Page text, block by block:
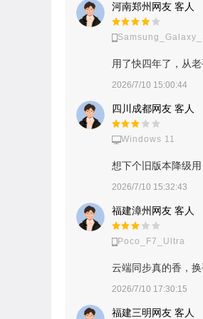
河南郑州网友 客人
用了快四年了，从
2026/7/10 15:00:44
四川成都网友 客人
Windows 11
想下个旧版本降级
2026/7/10 15:32:43
福建漳州网友 客人
Poco_F7_Ultra
云端同步真的香，
2026/7/10 17:30:15
福建三明网友 客人